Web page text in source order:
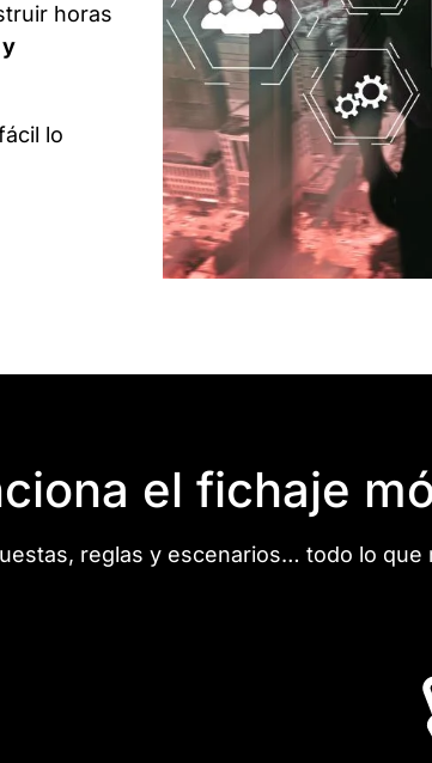
horas
y
lo
el fichaje
reglas y escenarios… todo lo